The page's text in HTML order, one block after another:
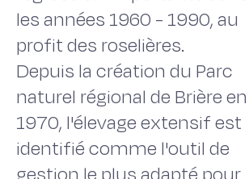
les années 1960 - 1990, au
profit des roselières.
Depuis la création du Parc
naturel régional de Brière en
1970, l'élevage extensif est
identifié comme l'outil de